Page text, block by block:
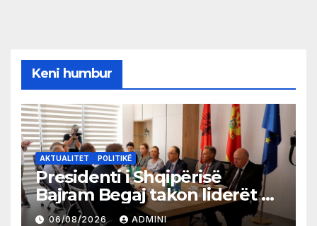
Keni humbur
AKTUALITET POLITIKË
Presidenti i Shqipërisë
Bajram Begaj takon liderët e
partive shqiptare në Ulqin
06/08/2026 ADMINI